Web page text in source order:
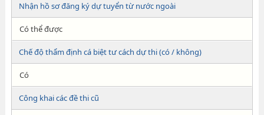
Nhận hồ sơ đăng ký dự tuyển từ nước ngoài
Có thể được
Chế độ thẩm định cá biệt tư cách dự thi (có / không)
Có
Công khai các đề thi cũ